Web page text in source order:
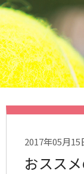
2017年05月15
おスス